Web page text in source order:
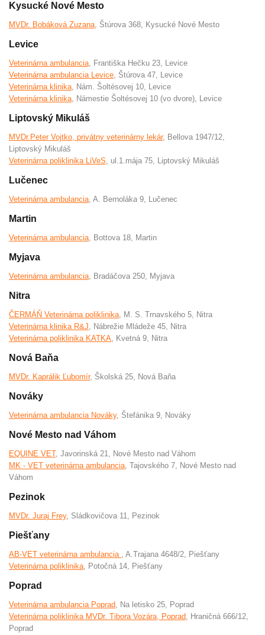
Kysucké Nové Mesto
MVDr. Bobáková Zuzana, Štúrova 368, Kysucké Nové Mesto
Levice
Veterinárna ambulancia, Františka Hečku 23, Levice
Veterinárna ambulancia Levice, Štúrova 47, Levice
Veterinárna klinika, Nám. Šoltésovej 10, Levice
Veterinárna klinika, Námestie Šoltésovej 10 (vo dvore), Levice
Liptovský Mikuláš
MVDr.Peter Vojtko, privátny veterinárny lekár, Bellova 1947/12,
Liptovský Mikuláš
Veterinárna poliklinika LiVeS, ul.1.mája 75, Liptovský Mikuláš
Lučenec
Veterinárna ambulancia, A. Bernoláka 9, Lučenec
Martin
Veterinárna ambulancia, Bottova 18, Martin
Myjava
Veterinárna ambulancia, Bradáčova 250, Myjava
Nitra
ČERMÁŇ Veterinárna poliklinika, M. S. Trnavského 5, Nitra
Veterinárna klinika R&J, Nábrežie Mládeže 45, Nitra
Veterinárna poliklinika KATKA, Kvetná 9, Nitra
Nová Baňa
MVDr. Kaprálik Ľubomír, Školská 25, Nová Baňa
Nováky
Veterinárna ambulancia Nováky, Štefánika 9, Nováky
Nové Mesto nad Váhom
EQUINE VET, Javorinská 21, Nové Mesto nad Váhom
MK - VET veterinárna ambulancia, Tajovského 7, Nové Mesto nad
Váhom
Pezinok
MVDr. Juraj Frey, Sládkovičova 11, Pezinok
Piešťany
AB-VET veterinárna ambulancia , A.Trajana 4648/2, Piešťany
Veterinárna poliklinika, Potočná 14, Piešťany
Poprad
Veterinárna ambulancia Poprad, Na letisko 25, Poprad
Veterinárna poliklinika MVDr. Tibora Vozára, Poprad, Hraničná 666/12,
Poprad